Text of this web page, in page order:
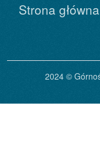
Strona główna
2024 ©